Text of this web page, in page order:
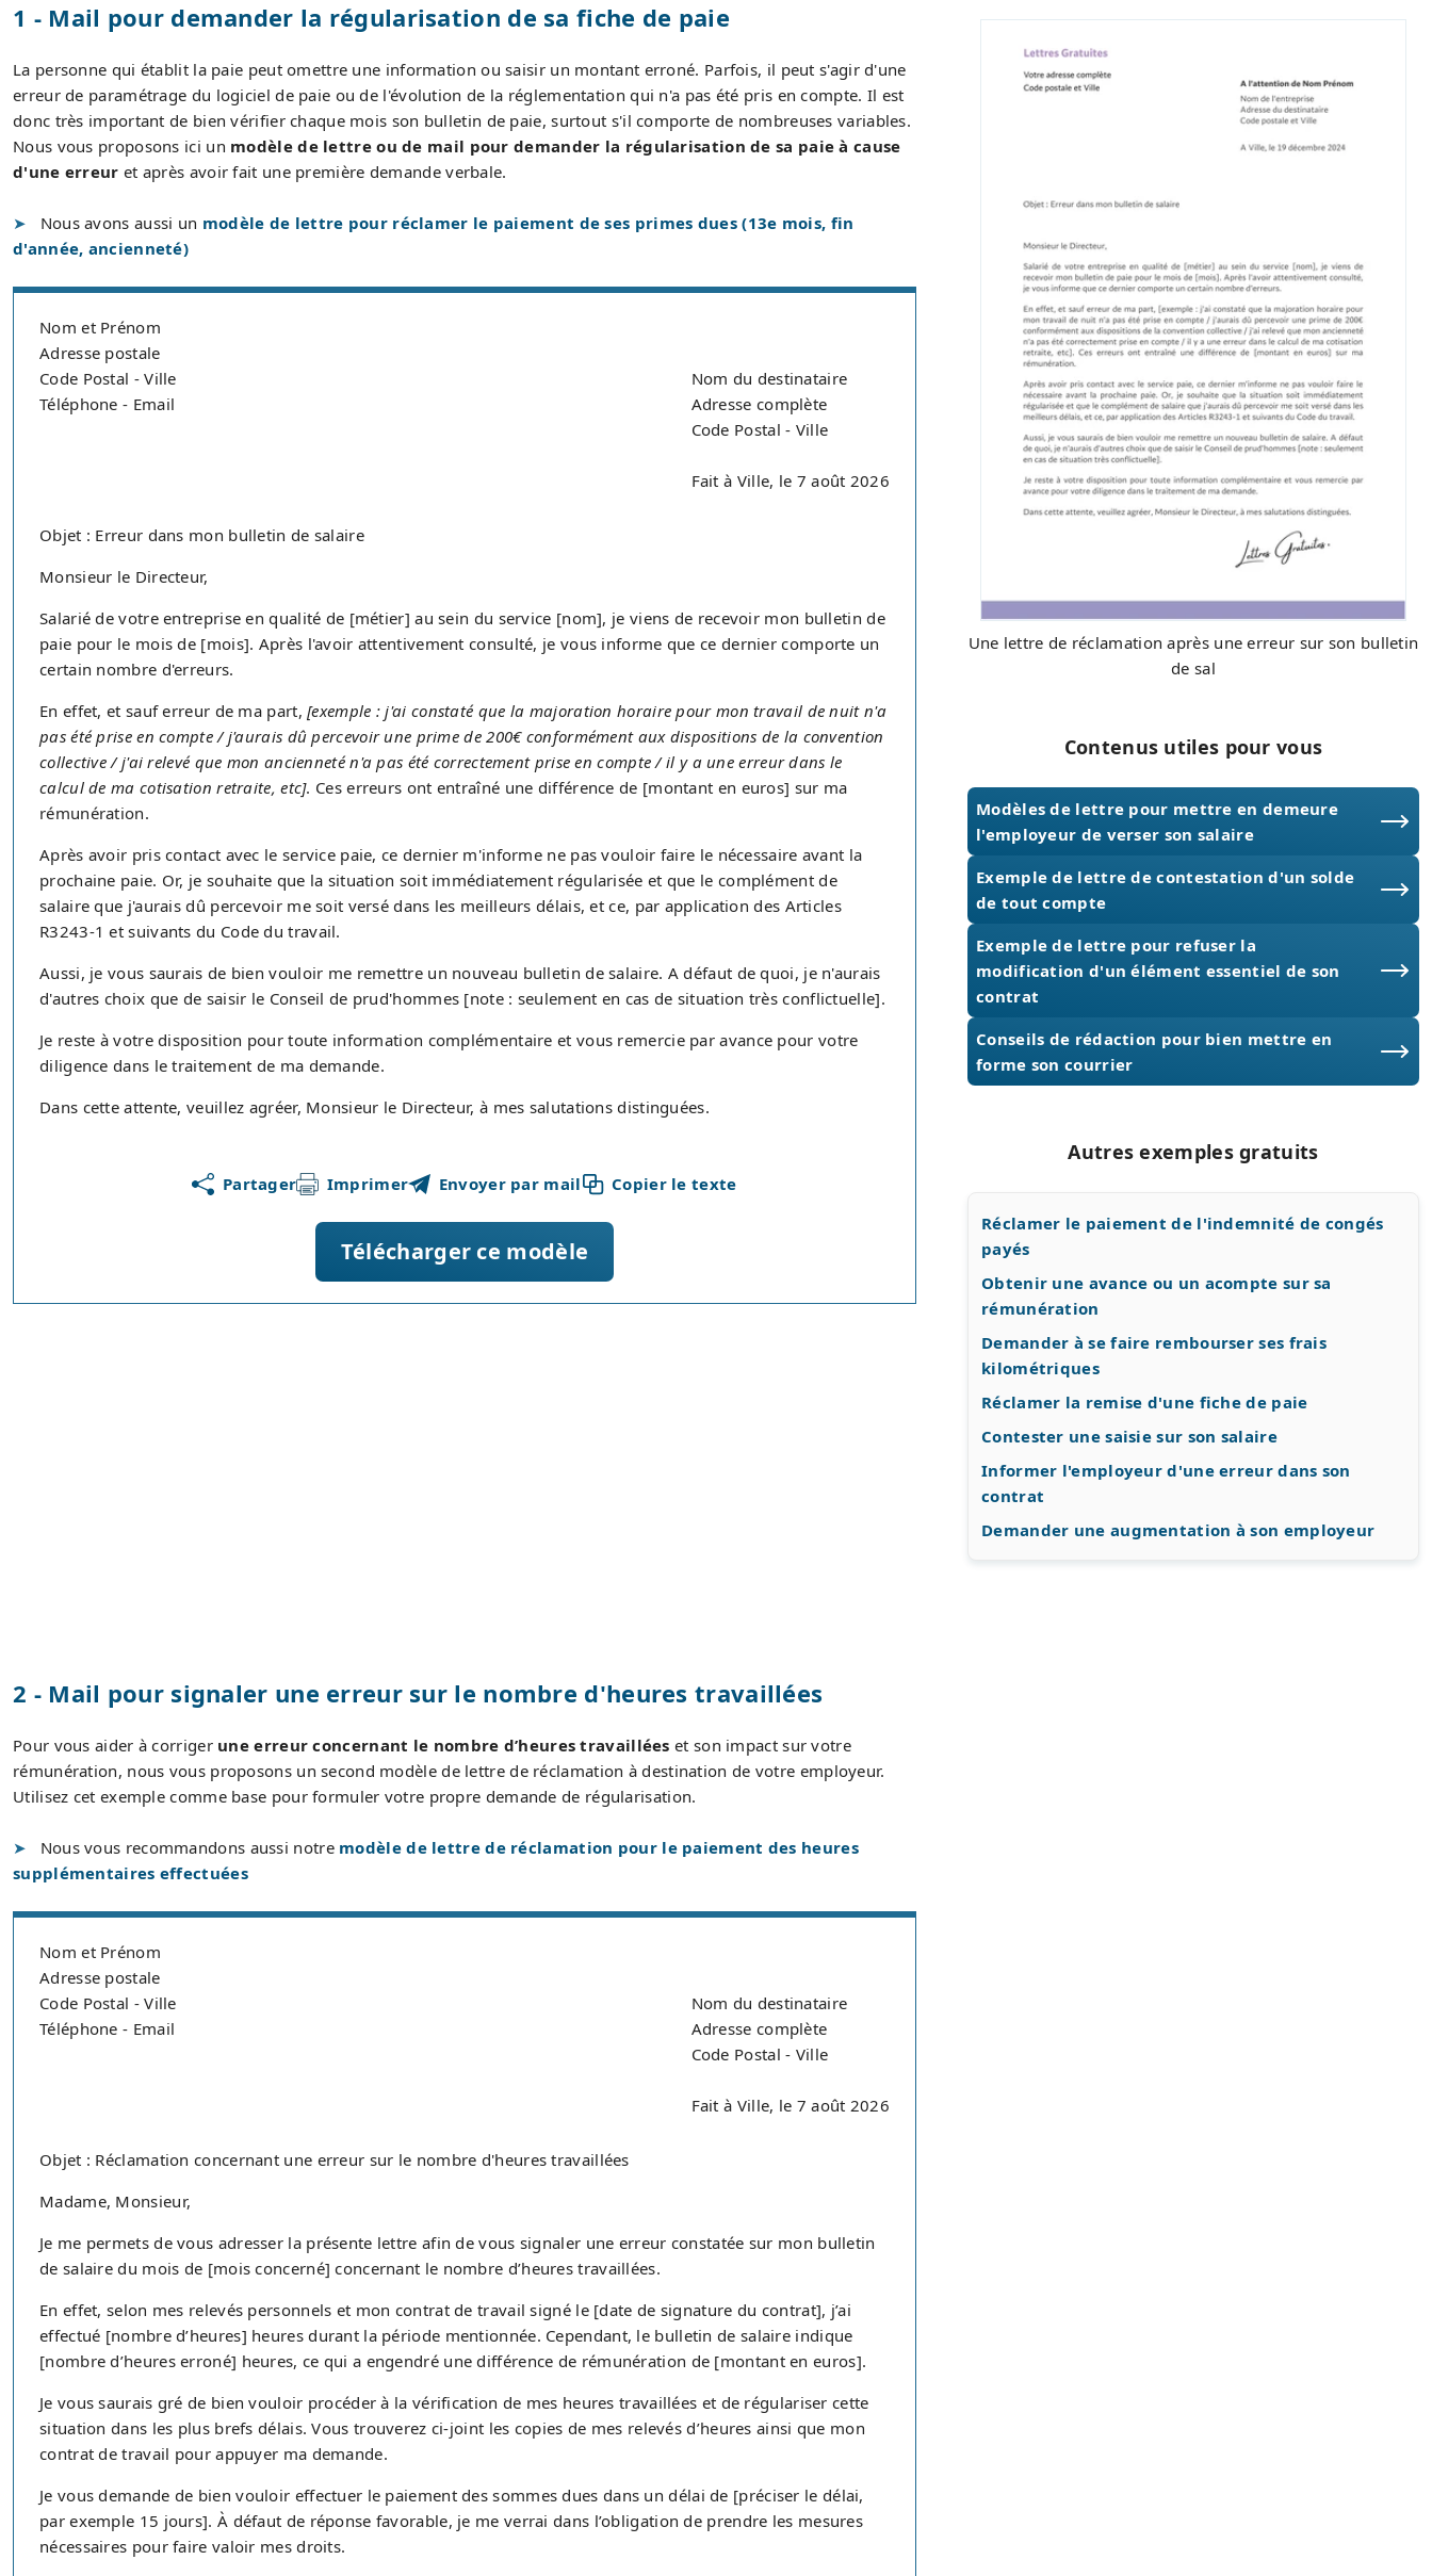
1 - Mail pour demander la régularisation de sa fiche de paie
La personne qui établit la paie peut omettre une information ou saisir un montant erroné. Parfois, il peut s'agir d'une
erreur de paramétrage du logiciel de paie ou de l'évolution de la réglementation qui n'a pas été pris en compte. Il est
donc très important de bien vérifier chaque mois son bulletin de paie, surtout s'il comporte de nombreuses variables.
Nous vous proposons ici un modèle de lettre ou de mail pour demander la régularisation de sa paie à cause
d'une erreur et après avoir fait une première demande verbale.
Nous avons aussi un modèle de lettre pour réclamer le paiement de ses primes dues (13e mois, fin
d'année, ancienneté)
Nom et Prénom
Adresse postale
Code Postal - Ville
Téléphone - Email
Nom du destinataire
Adresse complète
Code Postal - Ville
Fait à Ville, le 7 août 2026
Objet : Erreur dans mon bulletin de salaire
Monsieur le Directeur,
Salarié de votre entreprise en qualité de [métier] au sein du service [nom], je viens de recevoir mon bulletin de
paie pour le mois de [mois]. Après l'avoir attentivement consulté, je vous informe que ce dernier comporte un
certain nombre d'erreurs.
En effet, et sauf erreur de ma part,[exemple : j'ai constaté que la majoration horaire pour mon travail de nuit n'a
pas été prise en compte / j'aurais dû percevoir une prime de 200€ conformément aux dispositions de la convention
collective / j'ai relevé que mon ancienneté n'a pas été correctement prise en compte / il y a une erreur dans le
calcul de ma cotisation retraite, etc]. Ces erreurs ont entraîné une différence de [montant en euros] sur ma
rémunération.
Après avoir pris contact avec le service paie, ce dernier m'informe ne pas vouloir faire le nécessaire avant la
prochaine paie. Or, je souhaite que la situation soit immédiatement régularisée et que le complément de
salaire que j'aurais dû percevoir me soit versé dans les meilleurs délais, et ce, par application des Articles
R3243-1 et suivants du Code du travail.
Aussi, je vous saurais de bien vouloir me remettre un nouveau bulletin de salaire. A défaut de quoi, je n'aurais
d'autres choix que de saisir le Conseil de prud'hommes [note : seulement en cas de situation très conflictuelle].
Je reste à votre disposition pour toute information complémentaire et vous remercie par avance pour votre
diligence dans le traitement de ma demande.
Dans cette attente, veuillez agréer, Monsieur le Directeur, à mes salutations distinguées.
Partager Imprimer Envoyer par mail Copier le texte
Télécharger ce modèle
2 - Mail pour signaler une erreur sur le nombre d'heures travaillées
Pour vous aider à corriger une erreur concernant le nombre d’heures travaillées et son impact sur votre
rémunération, nous vous proposons un second modèle de lettre de réclamation à destination de votre employeur.
Utilisez cet exemple comme base pour formuler votre propre demande de régularisation.
Nous vous recommandons aussi notre modèle de lettre de réclamation pour le paiement des heures
supplémentaires effectuées
Nom et Prénom
Adresse postale
Code Postal - Ville
Téléphone - Email
Nom du destinataire
Adresse complète
Code Postal - Ville
Fait à Ville, le 7 août 2026
Objet : Réclamation concernant une erreur sur le nombre d'heures travaillées
Madame, Monsieur,
Je me permets de vous adresser la présente lettre afin de vous signaler une erreur constatée sur mon bulletin
de salaire du mois de [mois concerné] concernant le nombre d’heures travaillées.
En effet, selon mes relevés personnels et mon contrat de travail signé le [date de signature du contrat], j’ai
effectué [nombre d’heures] heures durant la période mentionnée. Cependant, le bulletin de salaire indique
[nombre d’heures erroné] heures, ce qui a engendré une différence de rémunération de [montant en euros].
Je vous saurais gré de bien vouloir procéder à la vérification de mes heures travaillées et de régulariser cette
situation dans les plus brefs délais. Vous trouverez ci-joint les copies de mes relevés d’heures ainsi que mon
contrat de travail pour appuyer ma demande.
Je vous demande de bien vouloir effectuer le paiement des sommes dues dans un délai de [préciser le délai,
par exemple 15 jours]. À défaut de réponse favorable, je me verrai dans l’obligation de prendre les mesures
nécessaires pour faire valoir mes droits.
Une lettre de réclamation après une erreur sur son bulletin
de sal
Contenus utiles pour vous
Modèles de lettre pour mettre en demeure
l'employeur de verser son salaire
Exemple de lettre de contestation d'un solde
de tout compte
Exemple de lettre pour refuser la
modification d'un élément essentiel de son
contrat
Conseils de rédaction pour bien mettre en
forme son courrier
Autres exemples gratuits
Réclamer le paiement de l'indemnité de congés
payés
Obtenir une avance ou un acompte sur sa
rémunération
Demander à se faire rembourser ses frais
kilométriques
Réclamer la remise d'une fiche de paie
Contester une saisie sur son salaire
Informer l'employeur d'une erreur dans son
contrat
Demander une augmentation à son employeur